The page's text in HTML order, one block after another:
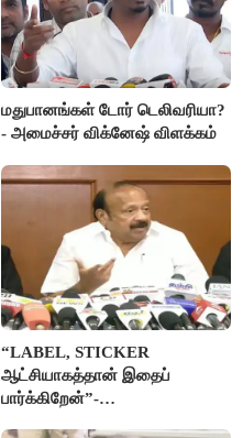
மதுபானங்கள் டோர் டெலிவரியா?
- அமைச்சர் விக்னேஷ் விளக்கம்
“LABEL, STICKER
ஆட்சியாகத்தான் இதைப்
பார்க்கிறேன்”-